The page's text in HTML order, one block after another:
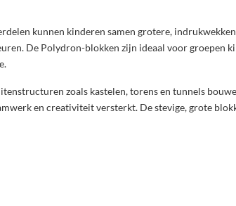
kunnen kinderen samen grotere,
De Polydron-blokken zijn ideaal voor groepen
zoals kastelen, torens en tunnels
en creativiteit versterkt. De stevige, grote